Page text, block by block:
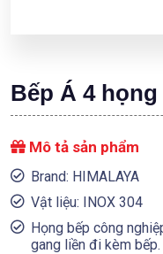
Bếp Á 4
Mô tả sản phẩm
Brand: HIMALAYA
Vật liệu: INOX 304
Họng bếp công
gang liền đi kèm bếp.